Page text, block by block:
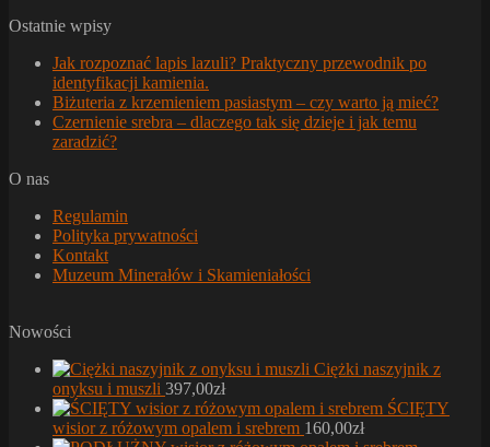
Ostatnie wpisy
Jak rozpoznać lapis lazuli? Praktyczny przewodnik po
identyfikacji kamienia.
Biżuteria z krzemieniem pasiastym – czy warto ją mieć?
Czernienie srebra – dlaczego tak się dzieje i jak temu
zaradzić?
O nas
Regulamin
Polityka prywatności
Kontakt
Muzeum Minerałów i Skamieniałości
Nowości
Ciężki naszyjnik z
onyksu i muszli 397,00zł
ŚCIĘTY
wisior z różowym opalem i srebrem 160,00zł